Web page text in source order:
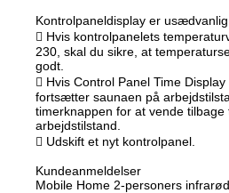
Kontrolpaneldisplay er usædvanlig
 Hvis kontrolpanelets
230, skal du sikre, at
godt.
 Hvis Control Panel Time Display
fortsætter saunaen på
timerknappen for at vende tilbage
arbejdstilstand.
 Udskift et nyt kontrolpanel.
Kundeanmeldelser
Mobile Home 2-personers